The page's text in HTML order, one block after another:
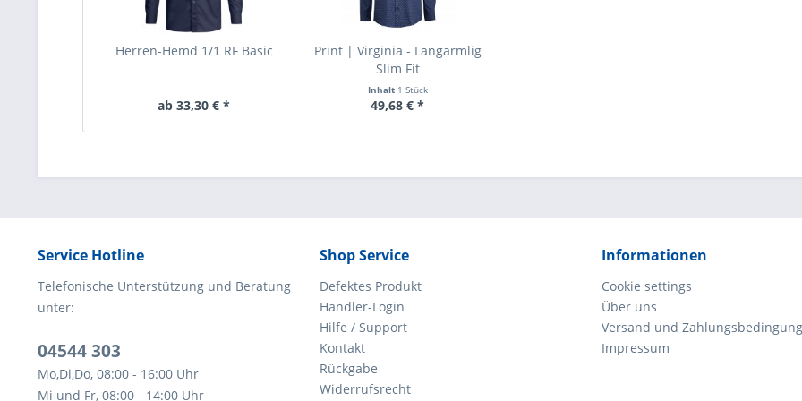
Herren-Hemd 1/1 RF Basic
ab 33,30 € *
Print | Virginia - Langärmlig
Slim Fit
Inhalt 1 Stück
49,68 € *
Service Hotline
Telefonische Unterstützung und Beratung
unter:
04544 303
Mo,Di,Do, 08:00 - 16:00 Uhr
Mi und Fr, 08:00 - 14:00 Uhr
Shop Service
Defektes Produkt
Händler-Login
Hilfe / Support
Kontakt
Rückgabe
Widerrufsrecht
Informationen
Cookie settings
Über uns
Versand und
Impressum